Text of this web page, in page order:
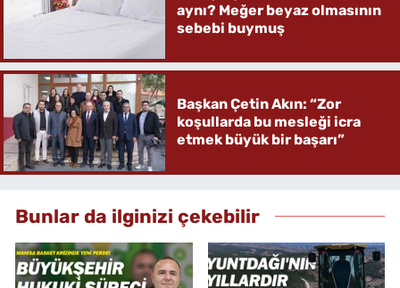
aynı? Meğer beyaz olmasının
sebebi buymuş
Başkan Çetin Akın: “Zor
koşullarda bu mesleği icra
etmek büyük bir başarı”
Bunlar da ilginizi çekebilir